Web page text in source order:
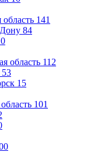
область 141
84
область 112
53
15
101